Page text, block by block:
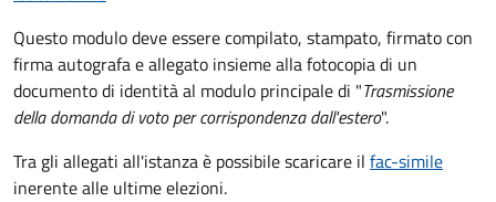
Questo modulo deve essere compilato, stampato, firmato con
firma autografa e allegato insieme alla fotocopia di un
documento di identità al modulo principale di "Trasmissione
della domanda di voto per corrispondenza dall'estero".
Tra gli allegati all'istanza è possibile scaricare il fac-simile
inerente alle ultime elezioni.